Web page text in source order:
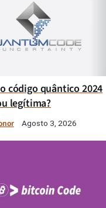
código quântico 2024
legítima?
Agosto 3, 2026